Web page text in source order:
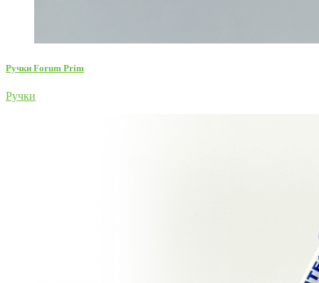
Ручки Forum Prim
Ручки